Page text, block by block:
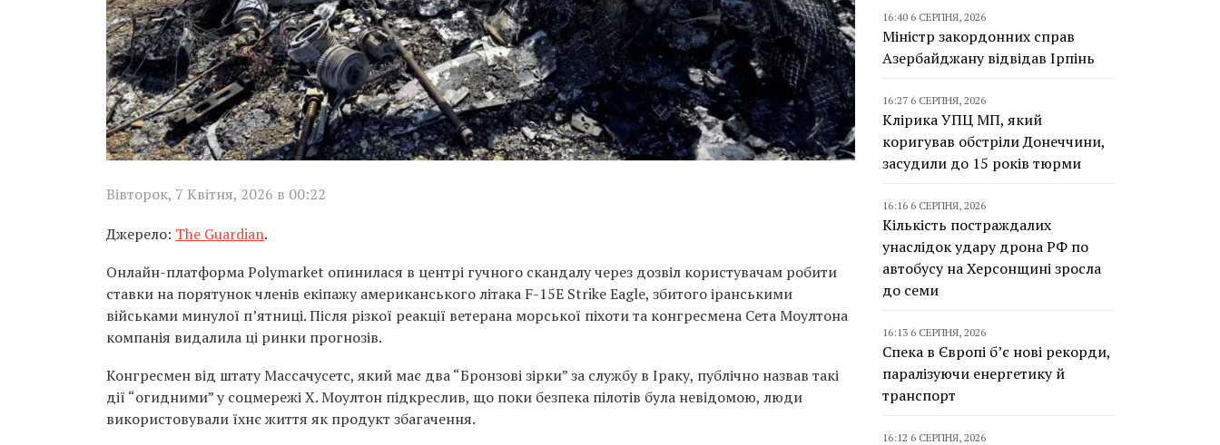
Вівторок, 7 Квітня, 2026 в 00:22
Джерело: The Guardian.
Онлайн-платформа Polymarket опинилася в центрі гучного скандалу через дозвіл користувачам робити
ставки на порятунок членів екіпажу американського літака F-15E Strike Eagle, збитого іранськими
військами минулої п’ятниці. Після різкої реакції ветерана морської піхоти та конгресмена Сета Моултона
компанія видалила ці ринки прогнозів.
Конгресмен від штату Массачусетс, який має два “Бронзові зірки” за службу в Іраку, публічно назвав такі
дії “огидними” у соцмережі X. Моултон підкреслив, що поки безпека пілотів була невідомою, люди
використовували їхнє життя як продукт збагачення.
16:40 6 СЕРПНЯ, 2026
Міністр закордонних справ
Азербайджану відвідав Ірпінь
16:27 6 СЕРПНЯ, 2026
Клірика УПЦ МП, який
коригував обстріли Донеччини,
засудили до 15 років тюрми
16:16 6 СЕРПНЯ, 2026
Кількість постраждалих
унаслідок удару дрона РФ по
автобусу на Херсонщині зросла
до семи
16:13 6 СЕРПНЯ, 2026
Спека в Європі б’є нові рекорди,
паралізуючи енергетику й
транспорт
16:12 6 СЕРПНЯ, 2026